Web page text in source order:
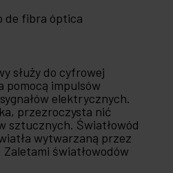
de fibra óptica
służy do cyfrowej
pomocą impulsów
elektrycznych.
przezroczysta nić
sztucznych. Światłowód
wytwarzaną przez
światłowodów